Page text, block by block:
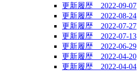
更新履歴 2022-09-07
更新履歴 2022-08-24
更新履歴 2022-07-27
更新履歴 2022-07-13
更新履歴 2022-06-29
更新履歴 2022-04-20
更新履歴 2022-04-04